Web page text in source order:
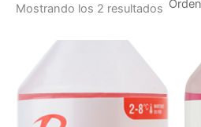
Mostrando los 2 resultados